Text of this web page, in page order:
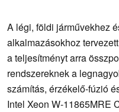
A légi, földi járművekhez
alkalmazásokhoz
a teljesítményt arra
rendszereknek a
számítás, érzékelő-fúzió
Intel Xeon W-11865MRE